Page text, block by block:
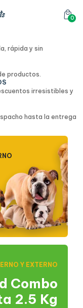
0
rápida y sin
productos.
irresistibles y
hasta la entrega
Y EXTERNO
Combo
2.5 Kg